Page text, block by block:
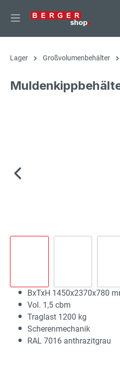
springen
Lager Großvolumenbehälter
BxTxH 1450x2370x780
Vol. 1,5 cbm
Traglast 1200 kg
Scherenmechanik
RAL 7016 anthrazitgrau